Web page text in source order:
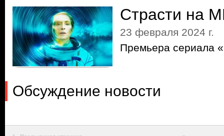
Страсти на
23 февраля 2024 г.
Премьера сериала
Обсуждение новости